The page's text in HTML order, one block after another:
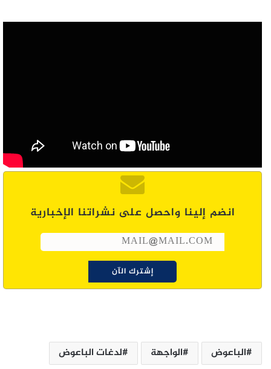
انضم إلينا واحصل على نشراتنا الإخبارية
الباعوض الواجهة لدغات الباعوض